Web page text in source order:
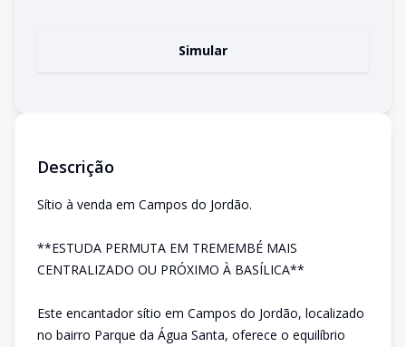
Simular
Descrição
Sítio à venda em Campos do Jordão.
**ESTUDA PERMUTA EM TREMEMBÉ MAIS
CENTRALIZADO OU PRÓXIMO À BASÍLICA**
Este encantador sítio em Campos do Jordão, localizado
no bairro Parque da Água Santa, oferece o equilíbrio